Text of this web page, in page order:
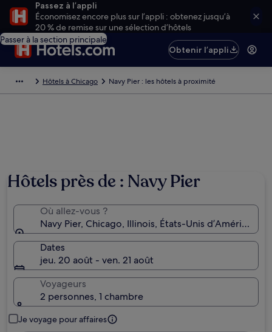
Passez à l’appli
Économisez encore plus sur l’appli : obtenez jusqu’à
20 % de remise sur une sélection d’hôtels
Passer à la section principale
Obtenir l’appli
Hôtels à Chicago Navy Pier : les hôtels à proximité
Hôtels près de : Navy Pier
Où allez-vous ?
Navy Pier, Chicago, Illinois, États-Unis d’Amérique
Dates
jeu. 20 août - ven. 21 août
Voyageurs
2 personnes, 1 chambre
Je voyage pour affaires